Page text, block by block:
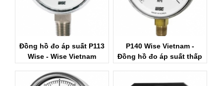
Đồng hồ đo áp suất P113
Wise - Wise Vietnam
P140 Wise Vietnam -
Đồng hồ đo áp suất thấp